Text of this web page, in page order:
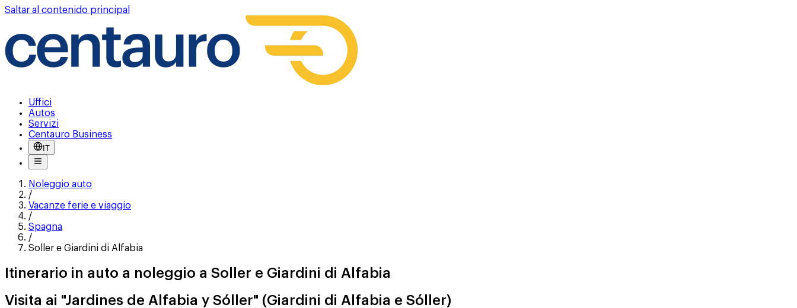
Saltar al contenido principal
Uffici
Autos
Servizi
Centauro Business
IT
Noleggio auto
/
Vacanze ferie e viaggio
/
Spagna
/
Soller e Giardini di Alfabia
Itinerario in auto a noleggio a Soller e Giardini di Alfabia
Visita ai "Jardines de Alfabia y Sóller" (Giardini di Alfabia e Sóller)